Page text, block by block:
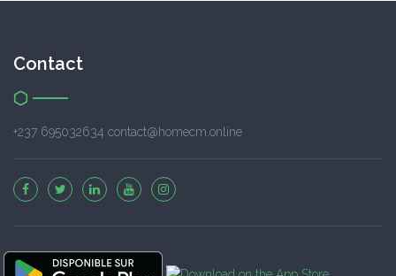
Contact
+237 695032634 contact@homecm.online